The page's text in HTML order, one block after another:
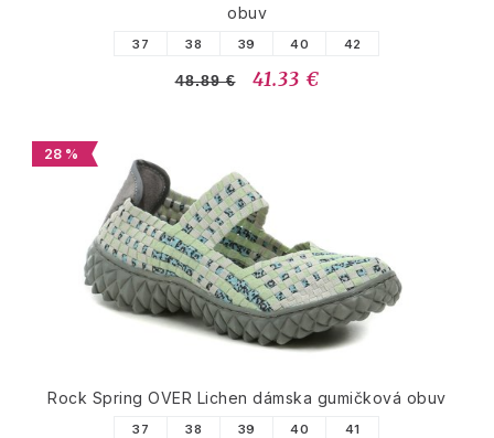
obuv
37 38 39 40 42
48.89 € 41.33 €
28 %
Rock Spring OVER Lichen dámska gumičková obuv
37 38 39 40 41